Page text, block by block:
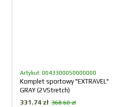
Artykuł: 00433000S0000000
Komplet sportowy "EXTRAVEL"
GRAY (2VStretch)
331.74 zł 368.60 zł